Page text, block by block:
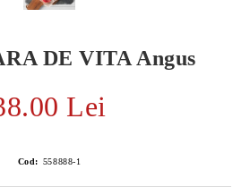
DE VITA Angus
Lei
Cod: 558888-1